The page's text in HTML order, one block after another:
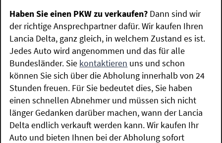
Haben Sie einen PKW zu verkaufen? Dann sind wir
der richtige Ansprechpartner dafür. Wir kaufen Ihren
Lancia Delta, ganz gleich, in welchem Zustand es ist.
Jedes Auto wird angenommen und das für alle
Bundesländer. Sie kontaktieren uns und schon
können Sie sich über die Abholung innerhalb von 24
Stunden freuen. Für Sie bedeutet dies, Sie haben
einen schnellen Abnehmer und müssen sich nicht
länger Gedanken darüber machen, wann der Lancia
Delta endlich verkauft werden kann. Wir kaufen Ihr
Auto und bieten Ihnen bei der Abholung sofort